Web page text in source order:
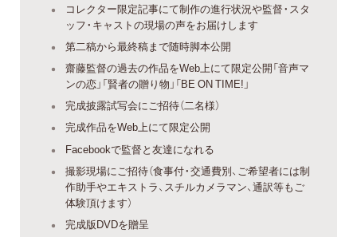
コレクター限定記事にて制作の進行状況や監督・スタ
ッフ・キャストの現場の声をお届けします
第二稿から最終稿まで随時脚本公開
齋藤監督の過去の作品をWeb上にて限定公開「音声マ
ンの恋」「賢者の贈り物」「BE ON TIME!」
完成披露試写会にご招待（二名様）
完成作品をWeb上にて限定公開
Facebookで監督と友達になれる
撮影現場にご招待（食事付・交通費別、ご希望者には制
作助手やエキストラ、スチルカメラマン、通訳等もご
体験頂けます）
完成版DVDを贈呈